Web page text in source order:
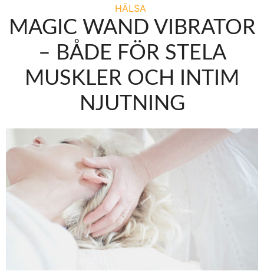
HÄLSA
MAGIC WAND VIBRATOR
– BÅDE FÖR STELA
MUSKLER OCH INTIM
NJUTNING